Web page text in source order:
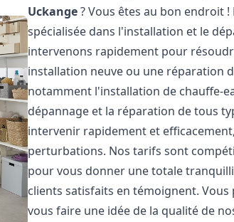
Uckange? Vous êtes au bon endroit
spécialisée dans l'installation et le
intervenons rapidement pour
installation neuve ou une réparation
notamment l'installation de chauffe-
dépannage et la réparation de tous
intervenir rapidement et
perturbations. Nos tarifs sont
pour vous donner une totale
clients satisfaits en témoignent.
vous faire une idée de la qualité de